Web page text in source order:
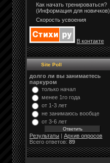
Как начать тренироваться?
(Информация для новичков)
Скорость усвоения
В контакте
Site Poll
долго ли вы занимаетесь
паркуром
только начал
менее 1го года
от 1-3 лет
не занимаюсь вообще
от 3-6 лет
Результаты | Архив опросов
Всего ответов: 89